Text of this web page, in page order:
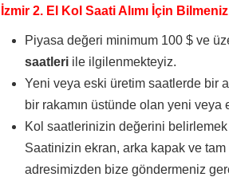
İzmir 2. El Kol Saati Alımı İçin
Piyasa değeri minimum 100 $ ve
saatleri ile ilgilenmekteyiz.
Yeni veya eski üretim saatlerde bir
bir rakamın üstünde olan yeni
Kol saatlerinizin değerini
Saatinizin ekran, arka kapak ve
adresimizden bize göndermeniz